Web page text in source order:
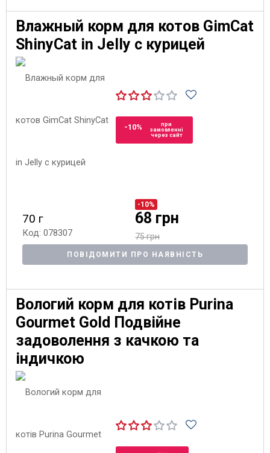
Влажный корм для котов GimCat
ShinyCat in Jelly с курицей
-10%
при
замовленні
через сайт
70 г
Код: 078307
-10%
68 грн
75 грн
ПОВІДОМИТИ ПРО НАЯВНІСТЬ
Вологий корм для котів Purina
Gourmet Gold Подвійне
задоволення з качкою та
індичкою